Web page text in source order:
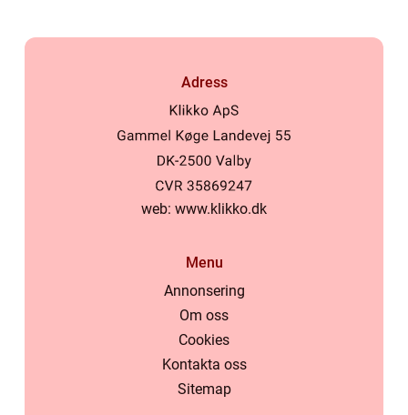
Adress
web: www.klikko.dk
Menu
Annonsering
Om oss
Cookies
Kontakta oss
Sitemap